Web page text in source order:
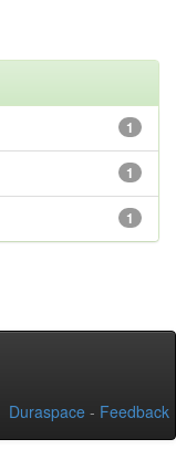
1
1
1
Duraspace - Feedback